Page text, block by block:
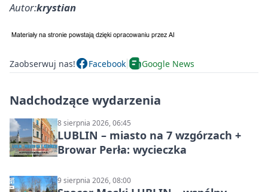
Autor:krystian
Zaobserwuj nas! Facebook Google News
Nadchodzące wydarzenia
8 sierpnia 2026, 06:45
LUBLIN – miasto na 7 wzgórzach +
Browar Perła: wycieczka
9 sierpnia 2026, 08:00